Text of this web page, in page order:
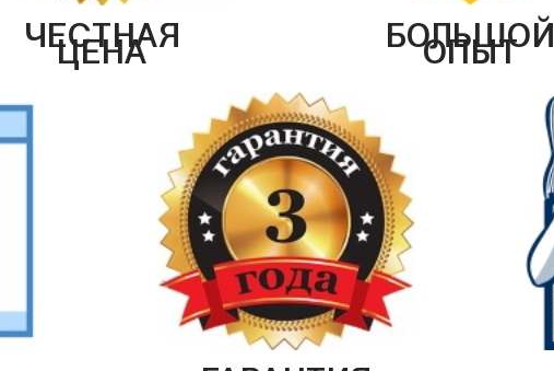
ЧЕСТНАЯ
ЦЕНА БОЛЬШОЙ
ОПЫТ